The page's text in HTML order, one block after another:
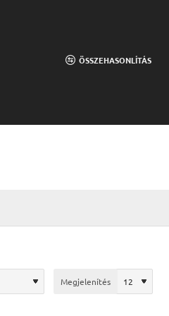
ÖSSZEHASONLÍTÁS
Megjelenítés